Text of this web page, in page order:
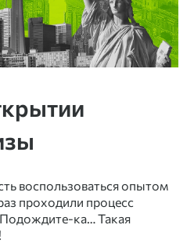
воспользоваться опытом
проходили процесс
ка… Такая